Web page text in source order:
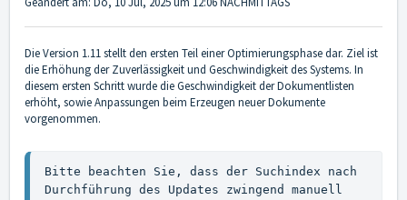
Die Version 1.11 stellt den ersten Teil einer Optimierungsphase dar. Ziel ist
die Erhöhung der Zuverlässigkeit und Geschwindigkeit des Systems. In
diesem ersten Schritt wurde die Geschwindigkeit der Dokumentlisten
erhöht, sowie Anpassungen beim Erzeugen neuer Dokumente
vorgenommen.
Bitte beachten Sie, dass der Suchindex nach
Durchführung des Updates zwingend manuell